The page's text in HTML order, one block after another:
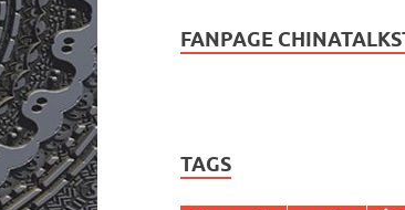
FANPAGE
TAGS